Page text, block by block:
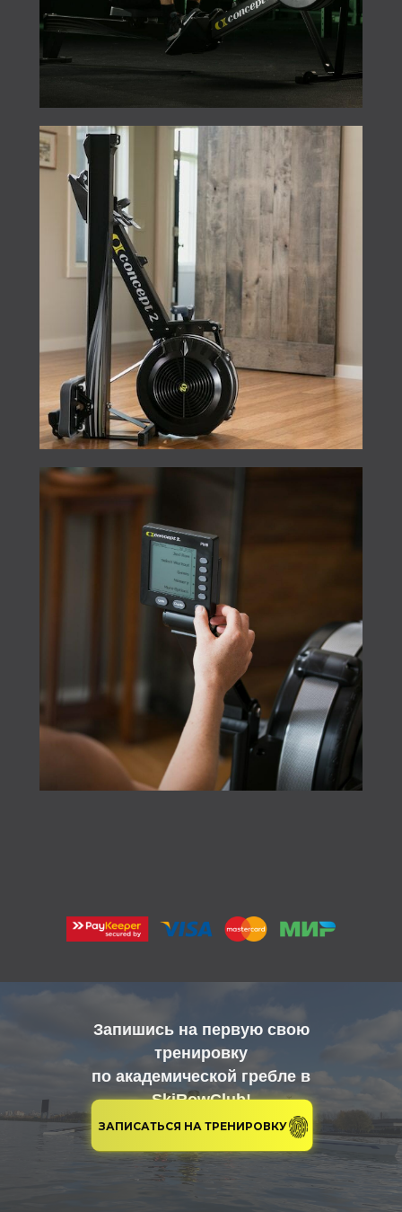
Запишись на первую свою
тренировку
по академической гребле в
SkiRowClub!
ЗАПИСАТЬСЯ НА ТРЕНИРОВКУ